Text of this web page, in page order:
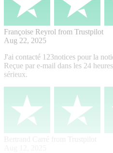
Françoise Reyrol from Trustpilot
Aug 22, 2025
J'ai contacté 123notices pour la
Reçue par e-mail dans les 24
sérieux.